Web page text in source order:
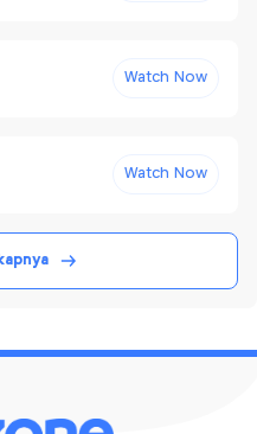
Watch Now
Watch Now